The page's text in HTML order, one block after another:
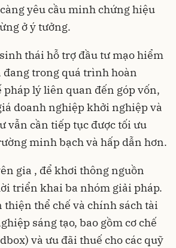
yêu cầu minh chứng hiệu
ở ý tưởng.
thái hỗ trợ đầu tư mạo hiểm
đang trong quá trình hoàn
pháp lý liên quan đến góp vốn,
doanh nghiệp khởi nghiệp và
vẫn cần tiếp tục được tối ưu
minh bạch và hấp dẫn hơn.
gia , để khơi thông nguồn
triển khai ba nhóm giải pháp.
thiện thể chế và chính sách tài
sáng tạo, bao gồm cơ chế
và ưu đãi thuế cho các quỹ